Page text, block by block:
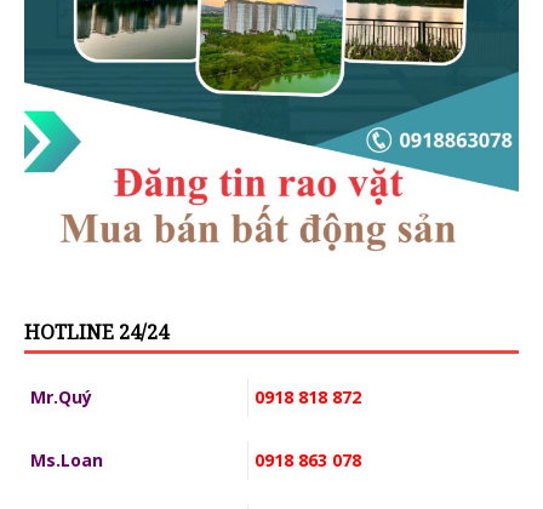
HOTLINE 24/24
Mr.Quý 0918 818 872
Ms.Loan 0918 863 078